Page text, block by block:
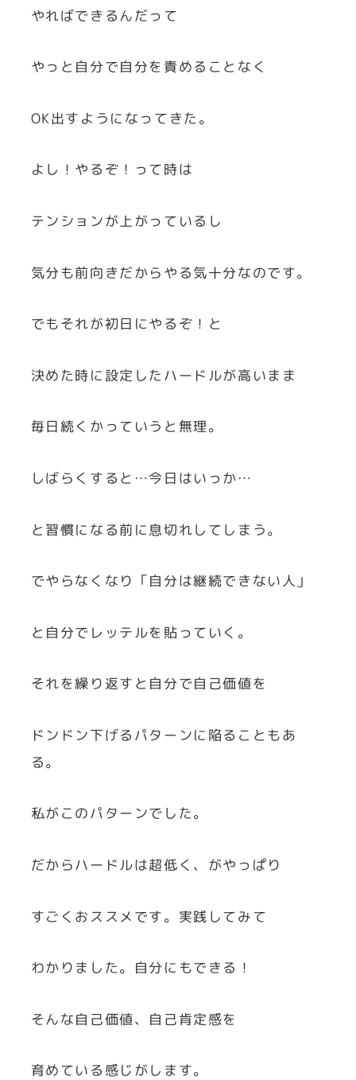
やればできるんだって
やっと自分で自分を責めることなく
OK出すようになってきた。
よし！やるぞ！って時は
テンションが上がっているし
気分も前向きだからやる気十分なのです。
でもそれが初日にやるぞ！と
決めた時に設定したハードルが高いまま
毎日続くかっていうと無理。
しばらくすると…今日はいっか…
と習慣になる前に息切れしてしまう。
でやらなくなり「自分は継続できない人」
と自分でレッテルを貼っていく。
それを繰り返すと自分で自己価値を
ドンドン下げるパターンに陥ることもあ
る。
私がこのパターンでした。
だからハードルは超低く、がやっぱり
すごくおススメです。実践してみて
わかりました。自分にもできる！
そんな自己価値、自己肯定感を
育めている感じがします。